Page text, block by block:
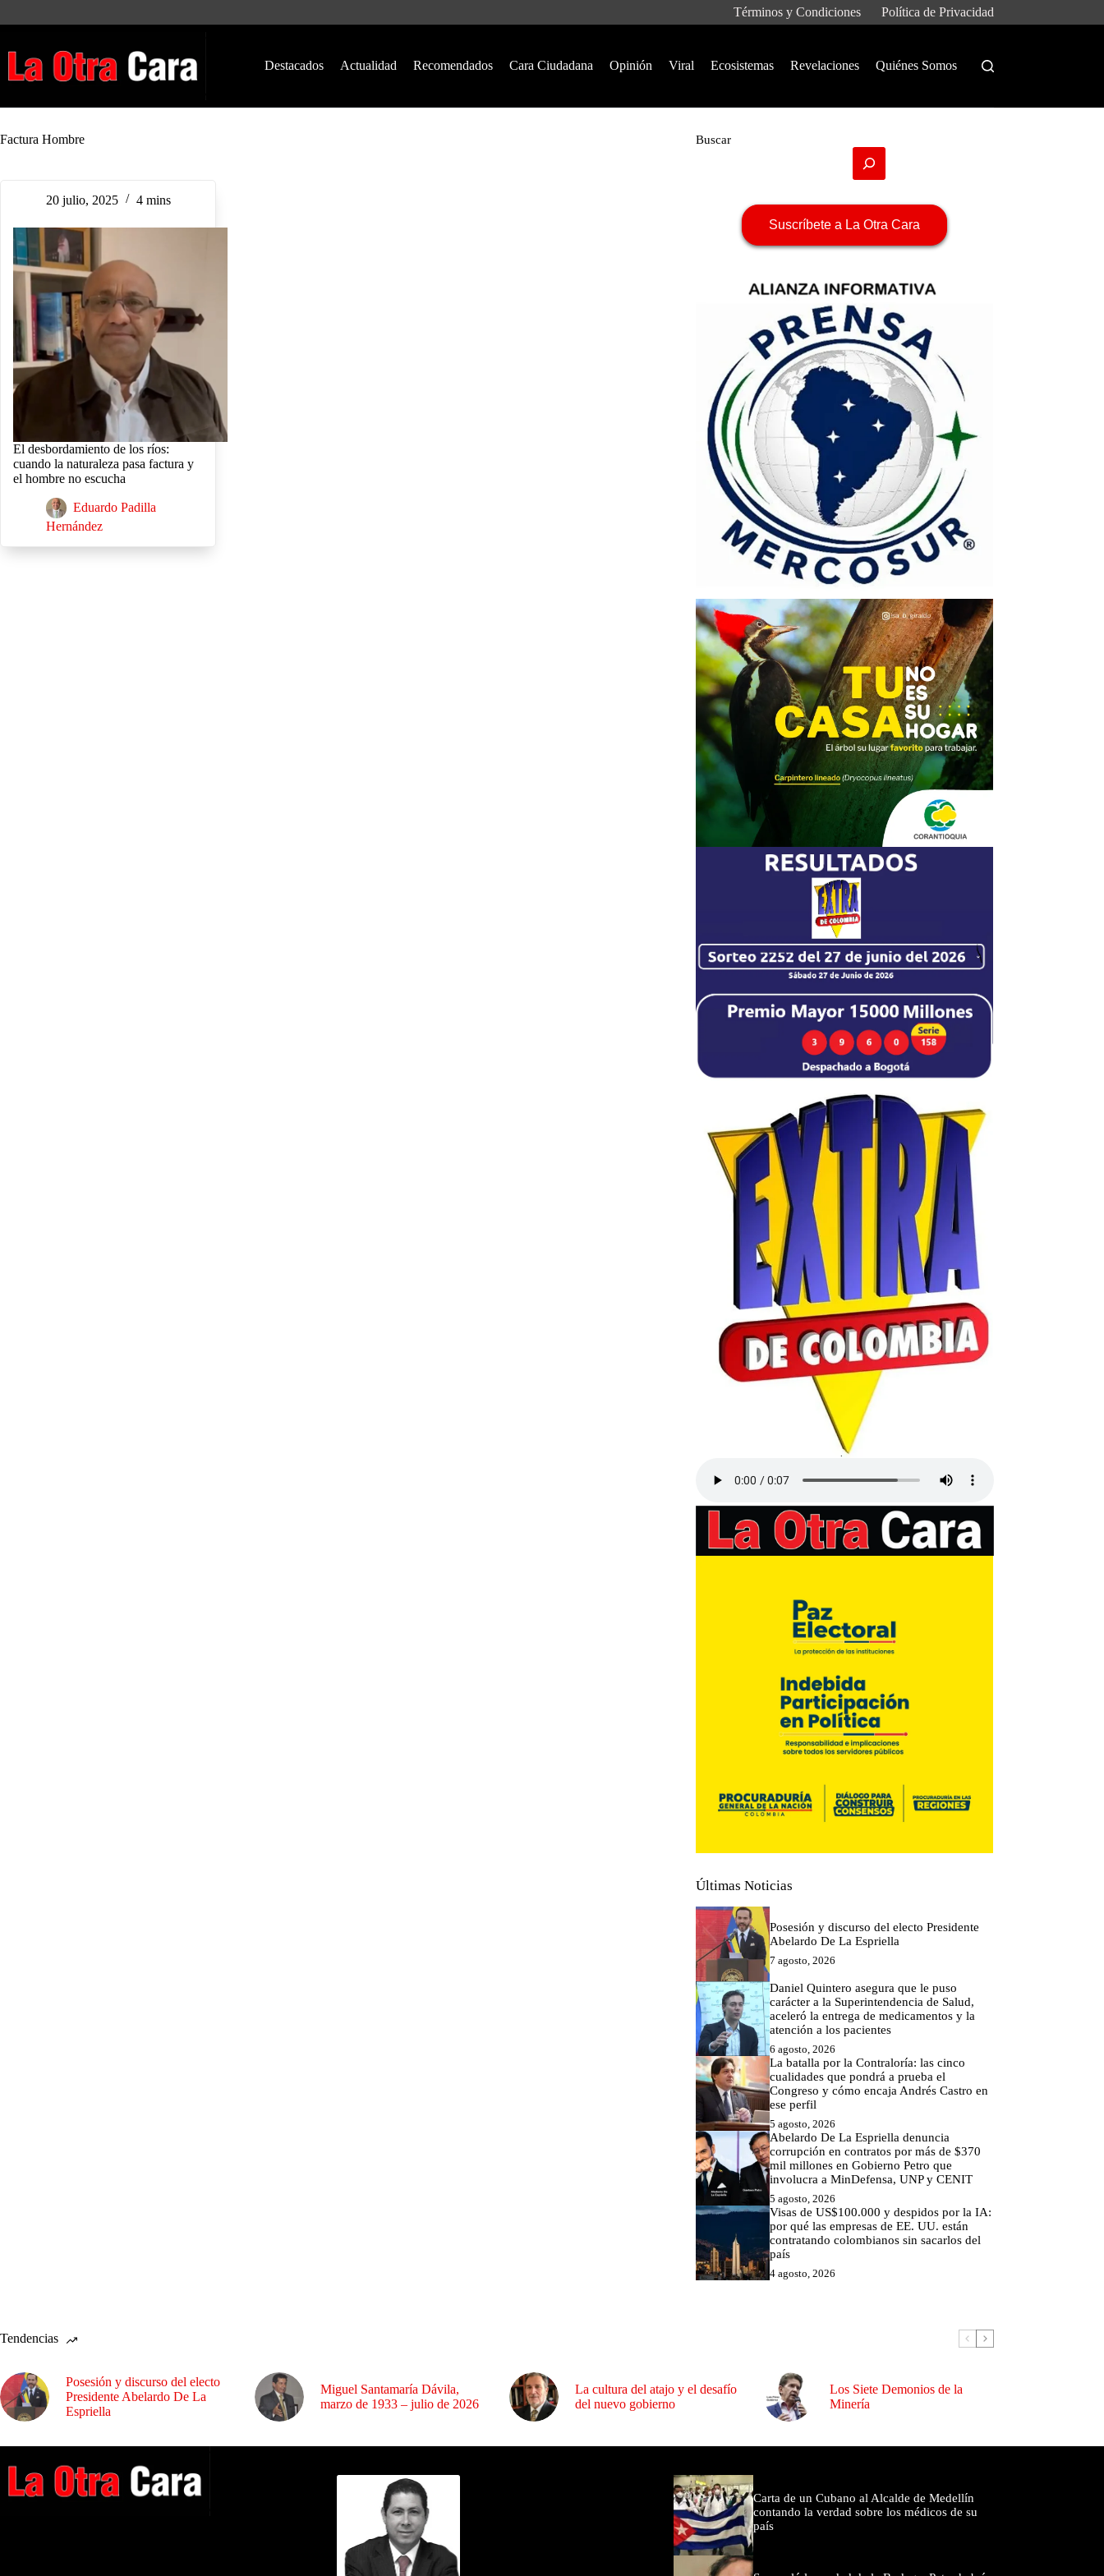
Términos y Condiciones Política de Privacidad
Destacados Actualidad Recomendados Cara Ciudadana Opinión Viral Ecosistemas Revelaciones Quiénes Somos
Factura Hombre
20 julio, 2025 4 mins
El desbordamiento de los ríos:
cuando la naturaleza pasa factura y
el hombre no escucha
Eduardo Padilla
Hernández
Buscar
Suscríbete a La Otra Cara
Últimas Noticias
Posesión y discurso del electo Presidente
Abelardo De La Espriella
7 agosto, 2026
Daniel Quintero asegura que le puso
carácter a la Superintendencia de Salud,
aceleró la entrega de medicamentos y la
atención a los pacientes
6 agosto, 2026
La batalla por la Contraloría: las cinco
cualidades que pondrá a prueba el
Congreso y cómo encaja Andrés Castro en
ese perfil
5 agosto, 2026
Abelardo De La Espriella denuncia
corrupción en contratos por más de $370
mil millones en Gobierno Petro que
involucra a MinDefensa, UNP y CENIT
5 agosto, 2026
Visas de US$100.000 y despidos por la IA:
por qué las empresas de EE. UU. están
contratando colombianos sin sacarlos del
país
4 agosto, 2026
Tendencias
Posesión y discurso del electo
Presidente Abelardo De La
Espriella
Miguel Santamaría Dávila,
marzo de 1933 – julio de 2026
La cultura del atajo y el desafío
del nuevo gobierno
Los Siete Demonios de la
Minería
Carta de un Cubano al Alcalde de Medellín
contando la verdad sobre los médicos de su
país